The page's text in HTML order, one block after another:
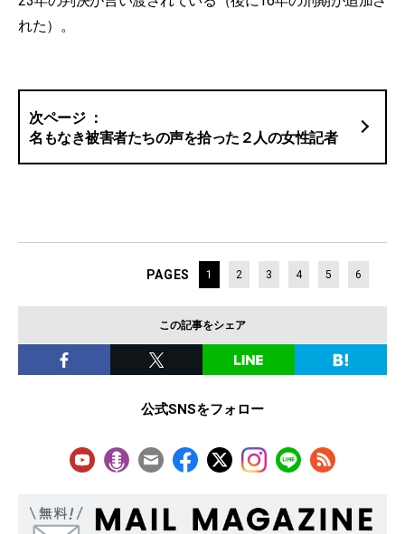
れた）。
名もなき被害者たちの声を拾った２人の女性記者
PAGES 1 2 3 4 5 6
この記事をシェア
公式SNSをフォロー